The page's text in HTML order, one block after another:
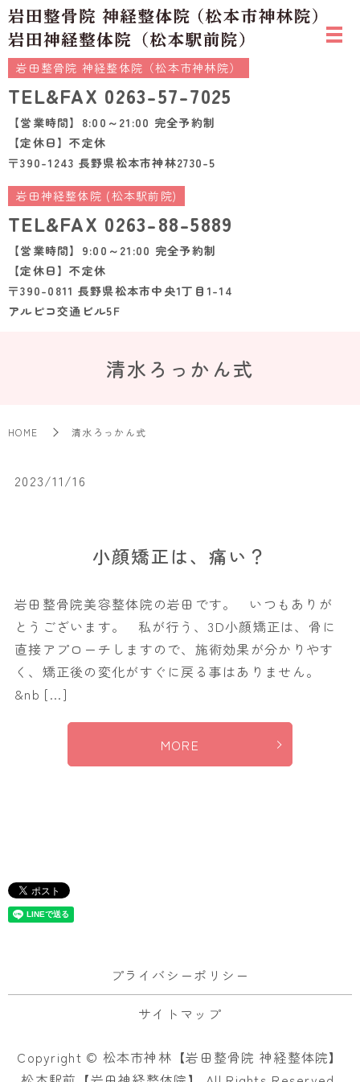
岩田整骨院 神経整体院（松本市神林院）
TEL&FAX 0263-57-7025
【営業時間】8:00～21:00 完全予約制
【定休日】不定休
〒390-1243 長野県松本市神林2730-5
岩田神経整体院 (松本駅前院)
TEL&FAX 0263-88-5889
【営業時間】9:00～21:00 完全予約制
【定休日】不定休
〒390-0811 長野県松本市中央1丁目1-14
アルピコ交通ビル5F
清水ろっかん式
HOME 清水ろっかん式
2023/11/16
小顔矯正は、痛い？
岩田整骨院美容整体院の岩田です。 いつもありが
とうございます。 私が行う、3D小顔矯正は、骨に
直接アプローチしますので、施術効果が分かりやす
く、矯正後の変化がすぐに戻る事はありません。
&nb […]
MORE
プライバシーポリシー
サイトマップ
Copyright © 松本市神林【岩田整骨院 神経整体院】